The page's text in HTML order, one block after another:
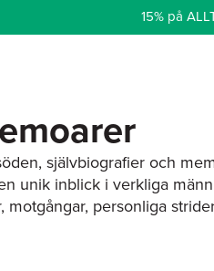
15% på
självbiografier och
unik inblick i verkliga
motgångar, personliga